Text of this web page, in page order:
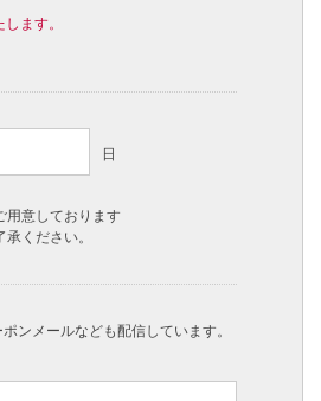
ます。
日
用意しております
ください。
ンメールなども配信しています。